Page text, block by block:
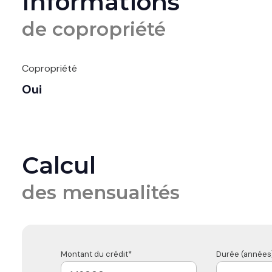
de copropriété
Copropriété
Oui
Calcul
des mensualités
Montant du crédit* Durée